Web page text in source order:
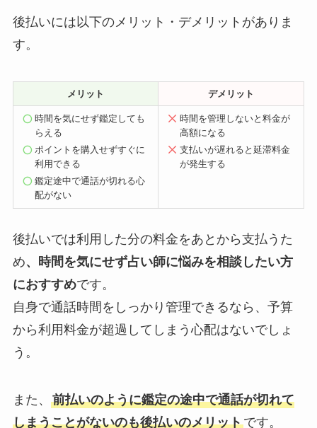
後払いには以下のメリット・デメリットがありま
す。
メリット デメリット
時間を気にせず鑑定しても
らえる
ポイントを購入せずすぐに
利用できる
鑑定途中で通話が切れる心
配がない
時間を管理しないと料金が
高額になる
支払いが遅れると延滞料金
が発生する
後払いでは利用した分の料金をあとから支払うた
め、時間を気にせず占い師に悩みを相談したい方
におすすめです。
自身で通話時間をしっかり管理できるなら、予算
から利用料金が超過してしまう心配はないでしょ
う。
また、 前払いのように鑑定の途中で通話が切れて
しまうことがないのも後払いのメリットです。